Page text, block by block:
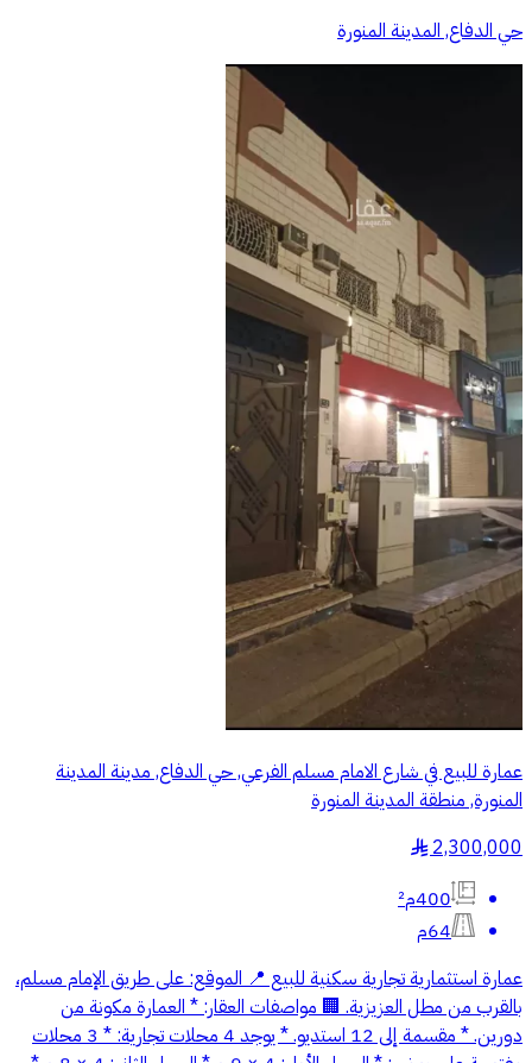
حي الدفاع, المدينة المنورة
عمارة للبيع في شارع الامام مسلم الفرعي, حي الدفاع, مدينة المدينة
المنورة, منطقة المدينة المنورة
2,300,000
§
400م²
64م
عمارة استثمارية تجارية سكنية للبيع 📍 الموقع: على طريق الإمام مسلم،
بالقرب من مطل العزيزية. 🏢 مواصفات العقار: * العمارة مكونة من
دورين. * مقسمة إلى 12 استديو. * يوجد 4 محلات تجارية: * 3 محلات